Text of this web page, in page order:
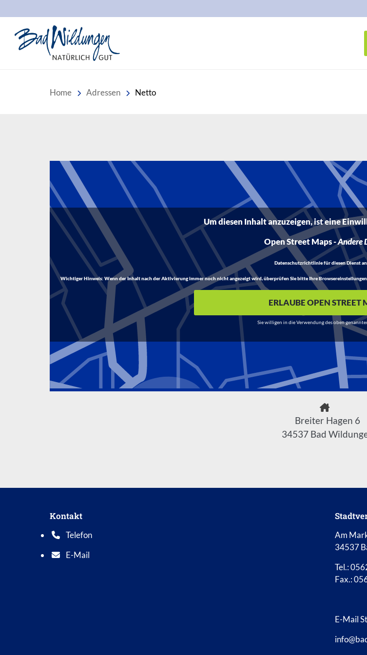
Home Adressen Netto
Um diesen Inhalt anzuzeigen, ist eine
Open Street Maps-Andere
Datenschutzrichtlinie für diesen Dienst
Wichtiger Hinweis:Wenn der Inhalt nach der Aktivierung immer noch nicht angezeigt wird, überprüfen Sie bitte Ihre
ERLAUBE OPEN STREET
Sie willigen in die Verwendung des oben
Breiter Hagen 6
34537 Bad
Kontakt
Telefon
Telefonnummer: 0 5 6 2 1 7 0 1 0
E-Mail
E-Mail Adresse: info@bad-wildungen.de
Am
34537
Tel.:
Fax.:
E-Mail